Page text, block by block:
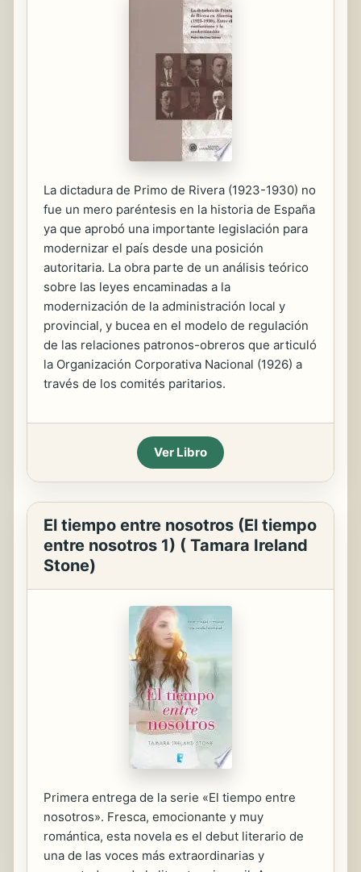
La dictadura de Primo de Rivera (1923-1930) no
fue un mero paréntesis en la historia de España
ya que aprobó una importante legislación para
modernizar el país desde una posición
autoritaria. La obra parte de un análisis teórico
sobre las leyes encaminadas a la
modernización de la administración local y
provincial, y bucea en el modelo de regulación
de las relaciones patronos-obreros que articuló
la Organización Corporativa Nacional (1926) a
través de los comités paritarios.
Ver Libro
El tiempo entre nosotros (El tiempo
entre nosotros 1) ( Tamara Ireland
Stone)
Primera entrega de la serie «El tiempo entre
nosotros». Fresca, emocionante y muy
romántica, esta novela es el debut literario de
una de las voces más extraordinarias y